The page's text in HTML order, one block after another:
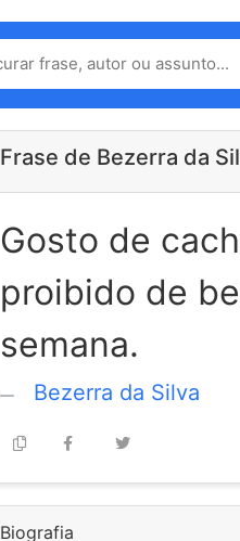
Frase de Bezerra da
Gosto de
proibido de
semana.
Bezerra da Silva
Biografia